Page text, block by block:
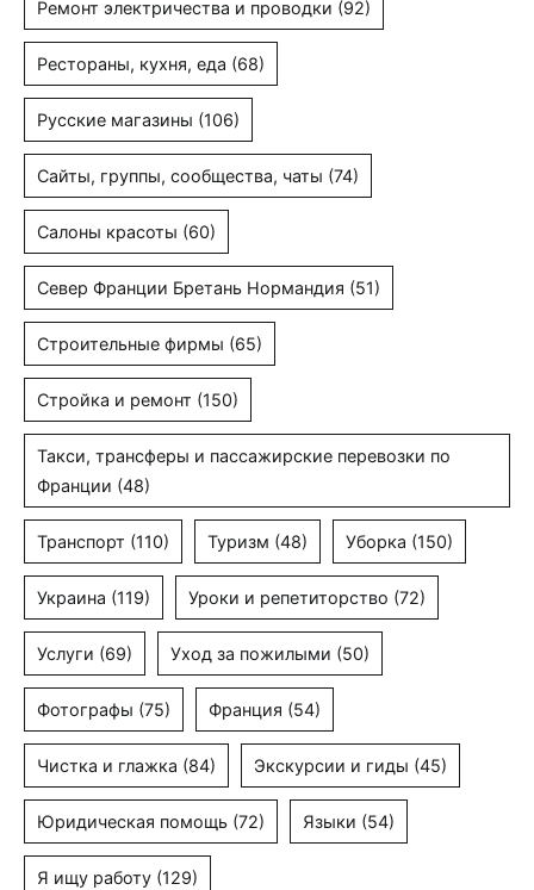
Ремонт электричества и проводки (92)
Рестораны, кухня, еда (68)
Русские магазины (106)
Сайты, группы, сообщества, чаты (74)
Салоны красоты (60)
Север Франции Бретань Нормандия (51)
Строительные фирмы (65)
Стройка и ремонт (150)
Такси, трансферы и пассажирские перевозки по
Франции (48)
Транспорт (110) Туризм (48) Уборка (150)
Украина (119) Уроки и репетиторство (72)
Услуги (69) Уход за пожилыми (50)
Фотографы (75) Франция (54)
Чистка и глажка (84) Экскурсии и гиды (45)
Юридическая помощь (72) Языки (54)
Я ищу работу (129)